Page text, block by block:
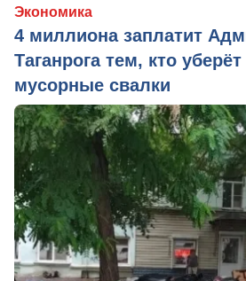
Экономика
4 миллиона заплатит
Таганрога тем, кто
мусорные свалки